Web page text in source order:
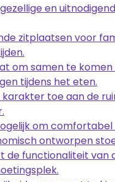
en
zitplaatsen voor
om samen te
tijdens het eten.
toe aan de
om
ontworpen
de functionaliteit van